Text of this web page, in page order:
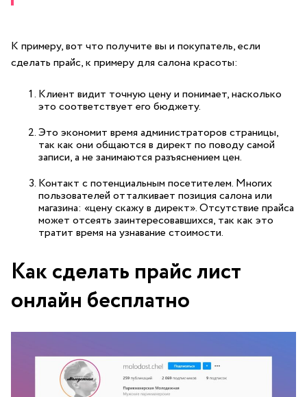
К примеру, вот что получите вы и покупатель, если
сделать прайс, к примеру для салона красоты:
Клиент видит точную цену и понимает, насколько
это соответствует его бюджету.
Это экономит время администраторов страницы,
так как они общаются в директ по поводу самой
записи, а не занимаются разъяснением цен.
Контакт с потенциальным посетителем. Многих
пользователей отталкивает позиция салона или
магазина: «цену скажу в директ». Отсутствие прайса
может отсеять заинтересовавшихся, так как это
тратит время на узнавание стоимости.
Как сделать прайс лист
онлайн бесплатно